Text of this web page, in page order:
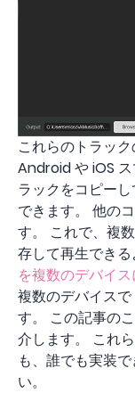
これらのトラッ
Android や iOS
ラックをコピー
できます。 他の
す。 これで、複
存して再生でき
を複数のデバイ
複数のデバイス
す。 この記事の
介します。 これ
も、誰でも実装
い。